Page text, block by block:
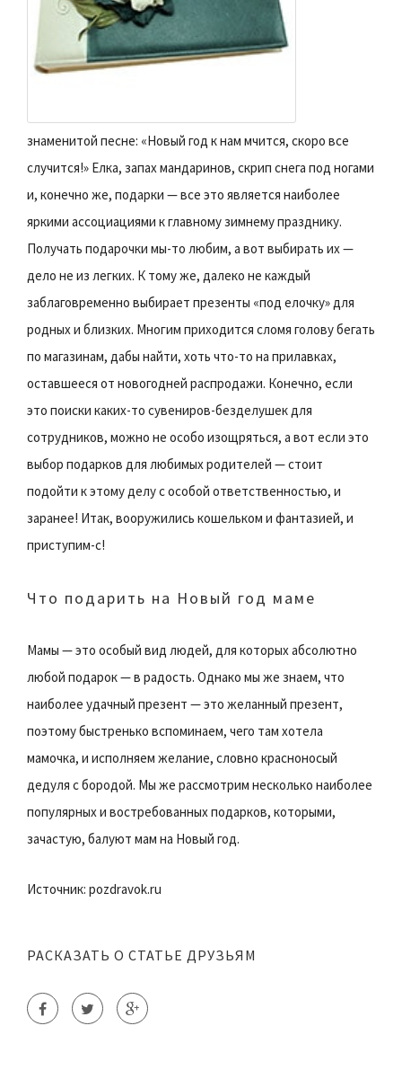
знаменитой песне: «Новый год к нам мчится, скоро все
случится!» Елка, запах мандаринов, скрип снега под ногами
и, конечно же, подарки — все это является наиболее
яркими ассоциациями к главному зимнему празднику.
Получать подарочки мы-то любим, а вот выбирать их —
дело не из легких. К тому же, далеко не каждый
заблаговременно выбирает презенты «под елочку» для
родных и близких. Многим приходится сломя голову бегать
по магазинам, дабы найти, хоть что-то на прилавках,
оставшееся от новогодней распродажи. Конечно, если
это поиски каких-то сувениров-безделушек для
сотрудников, можно не особо изощряться, а вот если это
выбор подарков для любимых родителей — стоит
подойти к этому делу с особой ответственностью, и
заранее! Итак, вооружились кошельком и фантазией, и
приступим-с!
Что подарить на Новый год маме
Мамы — это особый вид людей, для которых абсолютно
любой подарок — в радость. Однако мы же знаем, что
наиболее удачный презент — это желанный презент,
поэтому быстренько вспоминаем, чего там хотела
мамочка, и исполняем желание, словно красноносый
дедуля с бородой. Мы же рассмотрим несколько наиболее
популярных и востребованных подарков, которыми,
зачастую, балуют мам на Новый год.
Источник: pozdravok.ru
РАСКАЗАТЬ О СТАТЬЕ ДРУЗЬЯМ